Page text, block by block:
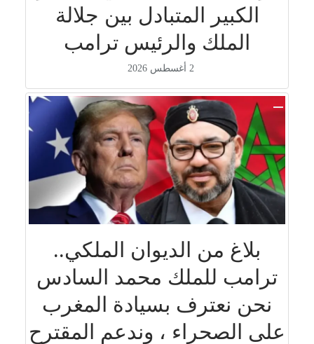
الكبير المتبادل بين جلالة
الملك والرئيس ترامب
2 أغسطس 2026
بلاغ من الديوان الملكي..
ترامب للملك محمد السادس
نحن نعترف بسيادة المغرب
على الصحراء ، وندعم المقترح